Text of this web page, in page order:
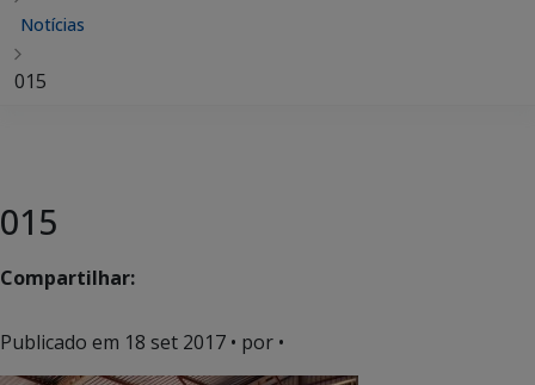
Notícias
015
015
Compartilhar:
Publicado em 18 set 2017 • por •